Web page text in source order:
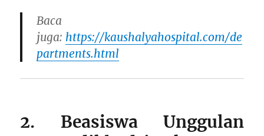
Baca
juga: https://kaushalyahospital.com/de
partments.html
2. Beasiswa Unggulan